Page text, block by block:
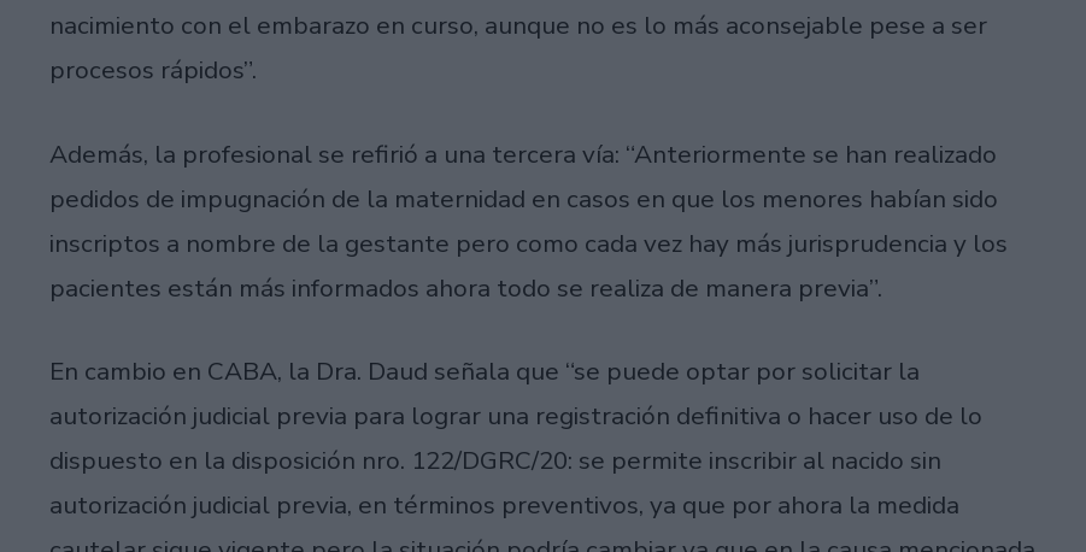
nacimiento con el embarazo en curso, aunque no es lo más aconsejable pese a ser
procesos rápidos”.
Además, la profesional se refirió a una tercera vía: “Anteriormente se han realizado
pedidos de impugnación de la maternidad en casos en que los menores habían sido
inscriptos a nombre de la gestante pero como cada vez hay más jurisprudencia y los
pacientes están más informados ahora todo se realiza de manera previa”.
En cambio en CABA, la Dra. Daud señala que “se puede optar por solicitar la
autorización judicial previa para lograr una registración definitiva o hacer uso de lo
dispuesto en la disposición nro. 122/DGRC/20: se permite inscribir al nacido sin
autorización judicial previa, en términos preventivos, ya que por ahora la medida